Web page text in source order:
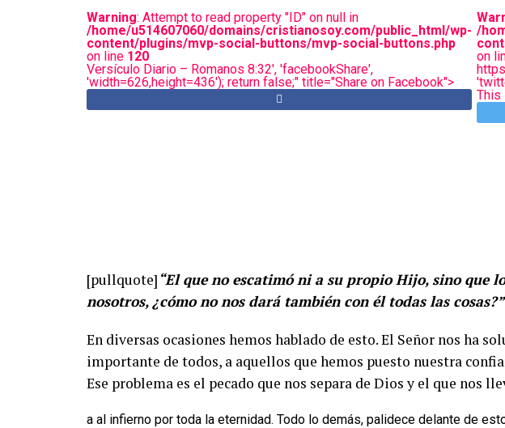
Warning: Attempt to read property "ID" on null in
/home/u514607060/domains/cristianosoy.com/public_html/wp-
content/plugins/mvp-social-buttons/mvp-social-buttons.php
on line 120
Versículo Diario – Romanos 8:32', 'facebookShare',
'width=626,height=436'); return false;" title="Share on Facebook">
/
on
This
[pullquote] “El que no escatimó ni a su propio Hijo, sino que
nosotros, ¿cómo no nos dará también con él todas las cosas?”
En diversas ocasiones hemos hablado de esto. El Señor nos ha
importante de todos, a aquellos que hemos puesto nuestra
Ese problema es el pecado que nos separa de Dios y el que nos
a al infierno por toda la eternidad. Todo lo demás, palidece delante de